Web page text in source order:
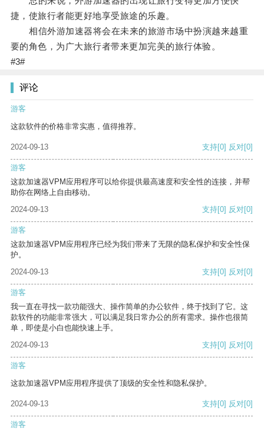
捷，使旅行者能更好地享受旅途的乐趣。
相信外游加速器将会在未来的旅游市场中扮演越来越重
要的角色，为广大旅行者带来更加完美的旅行体验。
#3#
评论
游客
这款软件的价格非常实惠，值得推荐。
2024-09-13 支持[0] 反对[0]
游客
这款加速器VPM应用程序可以给你提供最高速度和安全性的连接，并帮
助你在网络上自由移动。
2024-09-13
支持[0] 反对[0]
游客
这款加速器VPM应用程序已经为我们带来了无限的隐私保护和安全性保
护。
2024-09-13
支持[0] 反对[0]
游客
我一直在寻找一款功能强大、操作简单的办公软件，终于找到了它。这
款软件的功能非常强大，可以满足我日常办公的所有需求。操作也很简
单，即使是小白也能快速上手。
2024-09-13
支持[0] 反对[0]
游客
这款加速器VPM应用程序提供了顶级的安全性和隐私保护。
2024-09-13 支持[0] 反对[0]
游客